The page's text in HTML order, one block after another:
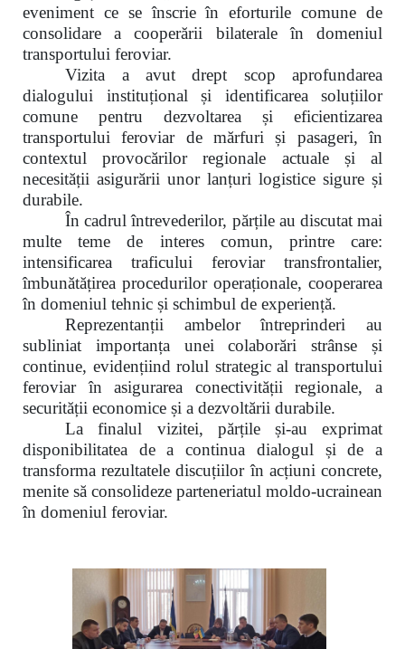
eveniment ce se înscrie în eforturile comune de
consolidare a cooperării bilaterale în domeniul
transportului feroviar.
Vizita a avut drept scop aprofundarea
dialogului instituțional și identificarea soluțiilor
comune pentru dezvoltarea și eficientizarea
transportului feroviar de mărfuri și pasageri, în
contextul provocărilor regionale actuale și al
necesității asigurării unor lanțuri logistice sigure și
durabile.
În cadrul întrevederilor, părțile au discutat mai
multe teme de interes comun, printre care:
intensificarea traficului feroviar transfrontalier,
îmbunătățirea procedurilor operaționale, cooperarea
în domeniul tehnic și schimbul de experiență.
Reprezentanții ambelor întreprinderi au
subliniat importanța unei colaborări strânse și
continue, evidențiind rolul strategic al transportului
feroviar în asigurarea conectivității regionale, a
securității economice și a dezvoltării durabile.
La finalul vizitei, părțile și-au exprimat
disponibilitatea de a continua dialogul și de a
transforma rezultatele discuțiilor în acțiuni concrete,
menite să consolideze parteneriatul moldo-ucrainean
în domeniul feroviar.